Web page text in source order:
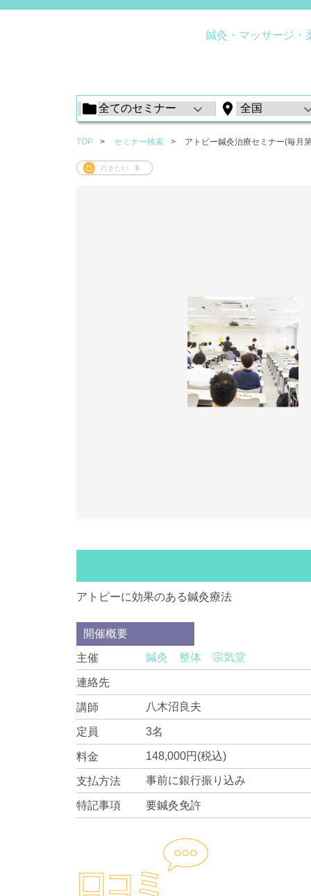
鍼灸・マッサージ・
TOP セミナー検索 アトピー鍼灸治療セミナー(毎月
行きたい 0
アトピーに効果のある鍼灸療法
開催概要
主催 鍼灸 整体 宗気堂
連絡先
講師 八木沼良夫
定員 3名
料金 148,000円(税込)
支払方法 事前に銀行振り込み
特記事項 要鍼灸免許